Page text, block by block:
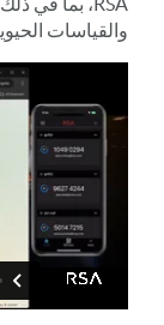
والقياسات